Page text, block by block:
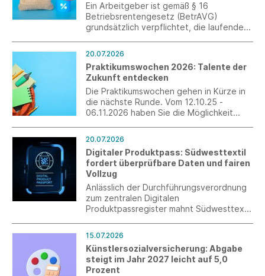
Ein Arbeitgeber ist gemäß § 16
Betriebsrentengesetz (BetrAVG)
grundsätzlich verpflichtet, die laufenden
überprüfen und nach billigem Ermessen
über eine Anpassung zu entscheiden. Ein
Hilfsmittel für diese Entscheidung ist die
Entwicklung des jeweiligen
Verbraucherpreisindexes.
20.07.2026
Praktikumswochen 2026: Talente der
Zukunft entdecken
Die Praktikumswochen gehen in Kürze in
die nächste Runde. Vom 12.10.25 -
06.11.2026 haben Sie die Möglichkeit
Fachkräfte von morgen zu gewinnen.
Erleben Sie die Jugendlichen persönlich
und verzahnen Sie die Berufswelt mit der
Schulwelt.
20.07.2026
Digitaler Produktpass: Südwesttextil
fordert überprüfbare Daten und fairen
Vollzug
Anlässlich der Durchführungsverordnung
zum zentralen Digitalen
Produktpassregister mahnt Südwesttextil
wirksamer Marktüberwachung kann ein
fairer Wettbewerb sichergestellt werden.
15.07.2026
Künstlersozialversicherung: Abgabe
steigt im Jahr 2027 leicht auf 5,0
Prozent